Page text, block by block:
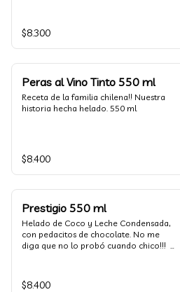
$8.300
Peras al Vino Tinto 550 ml
Receta de la familia chilena!! Nuestra
historia hecha helado. 550 ml
$8.400
Prestigio 550 ml
Helado de Coco y Leche Condensada,
con pedacitos de chocolate. No me
diga que no lo probó cuando chico!!!
$8.400